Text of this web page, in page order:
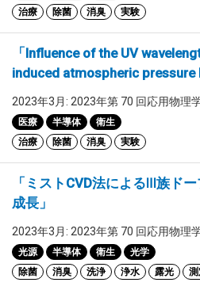
治療
除菌 消臭 実験
「Influence of the UV
induced atmospheric pressure
2023年3月: 2023年第 70 回応用物理
医療 半導体
衛生
治療
除菌 消臭 実験
「ミストCVD法によるⅢ族ド
成長」
2023年3月: 2023年第 70 回応用物理
光源 半導体 衛生
光学
除菌
消臭 洗浄 浄水 露光